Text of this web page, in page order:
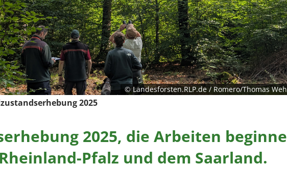
© Landesforsten.RLP.de / Romero/Thomas
2025
2025, die Arbeiten
Pfalz und dem Saarland.